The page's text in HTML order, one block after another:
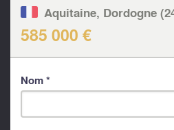
Aquitaine, Dordogne
585 000 €
Nom *